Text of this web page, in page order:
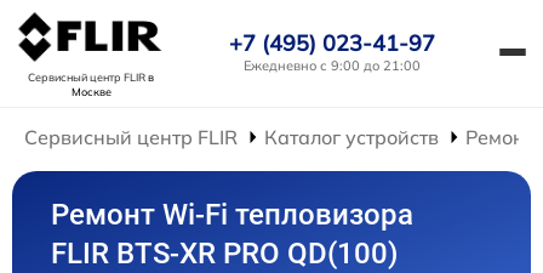
Сервисный центр FLIRв
Москве
+7 (495) 023-41-97
Ежедневно с 9:00 до 21:00
Сервисный центр FLIR Каталог устройств Ремонт
Ремонт Wi-Fi тепловизора
FLIR BTS-XR PRO QD(100)